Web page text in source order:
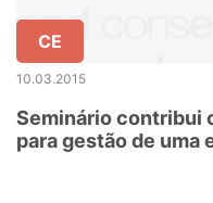
CE
10.03.2015
Seminário contribui
para gestão de uma